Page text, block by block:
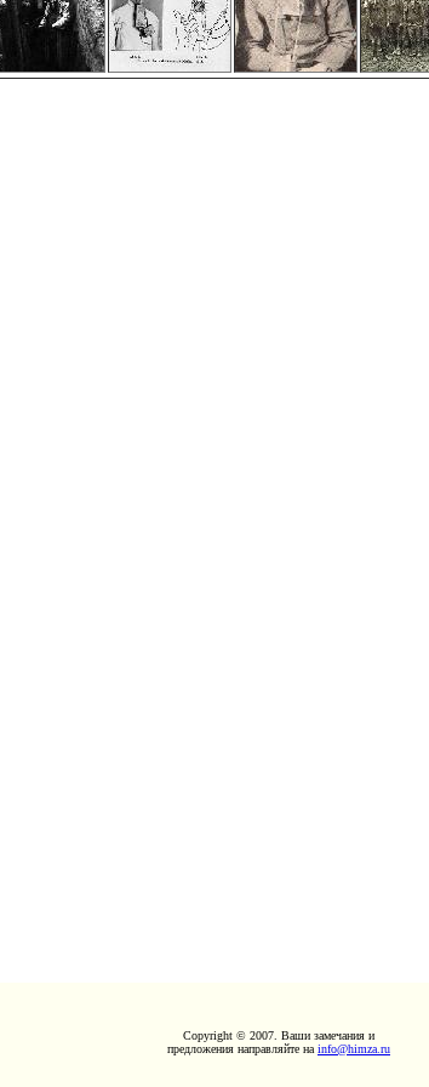
Copyright © 2007. Ваши замечания и
предложения направляйте на info@himza.ru